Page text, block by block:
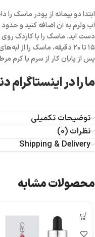
ابتدا دو پیمانه از پودر ماسک
آب ولرم به آن اضافه کنید و
دست آید. ماسک را با کاردک
۱۵ تا ۲۰ دقیقه، ماسک را از
پس از پایان کار از سرم یا کرم
ما را در اینستاگرام
توضیحات تکمیلی
نظرات (0)
Shipping & Delivery
محصولات مشابه